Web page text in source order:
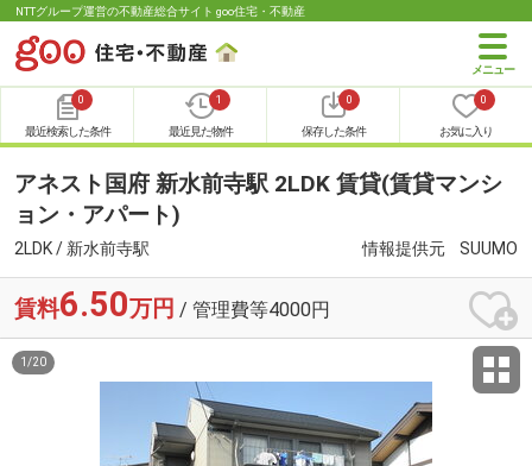
NTTグループ運営の不動産総合サイト goo住宅・不動産
0
最近検索した条件
1
最近見た物件
0
保存した条件
0
お気に入り
アネスト国府 新水前寺駅 2LDK 賃貸(賃貸マンシ
ョン・アパート)
2LDK / 新水前寺駅 情報提供元 SUUMO
賃料6.50万円 / 管理費等4000円
1 /20